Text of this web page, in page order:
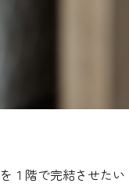
１階で完結させた